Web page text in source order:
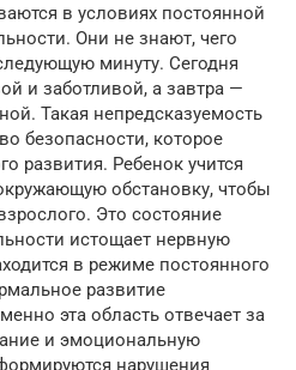
в условиях постоянной
Они не знают, чего
минуту. Сегодня
и заботливой, а завтра —
Такая непредсказуемость
безопасности, которое
развития. Ребенок учится
обстановку, чтобы
Это состояние
истощает нервную
в режиме постоянного
развитие
эта область отвечает за
и эмоциональную
нарушения